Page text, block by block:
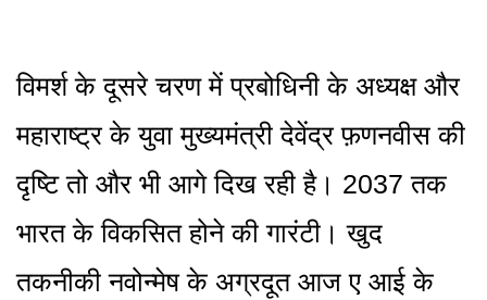
विमर्श के दूसरे चरण में प्रबोधिनी के अध्यक्ष और
महाराष्ट्र के युवा मुख्यमंत्री देवेंद्र फ़णनवीस की
दृष्टि तो और भी आगे दिख रही है। 2037 तक
भारत के विकसित होने की गारंटी। खुद
तकनीकी नवोन्मेष के अग्रदूत आज ए आई के